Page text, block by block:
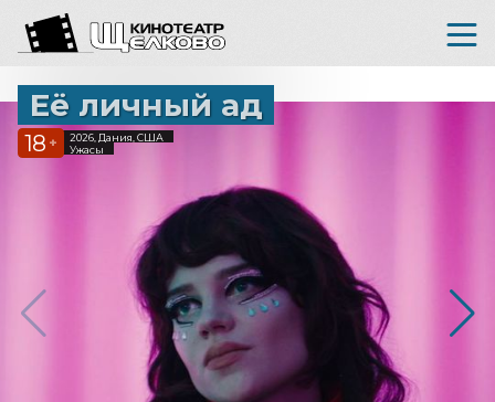
Её личный ад
18 +
2026, Дания, США
Ужасы